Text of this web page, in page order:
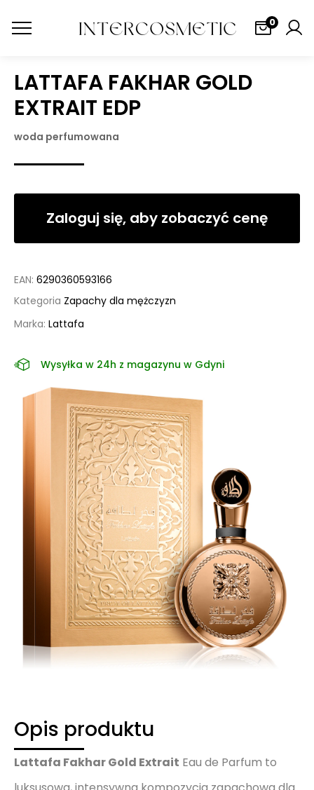
0
Opis produktu
Lattafa Fakhar Gold Extrait Eau de Parfum to
LATTAFA FAKHAR GOLD
EXTRAIT EDP
woda perfumowana
Zaloguj się, aby zobaczyć cenę
EAN: 6290360593166
Kategoria Zapachy dla mężczyzn
Marka: Lattafa
Wysyłka w 24h z magazynu w Gdyni